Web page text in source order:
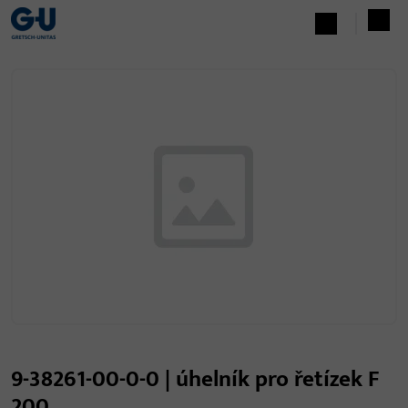
9-38261-00-0-0 | úhelník pro řetízek F